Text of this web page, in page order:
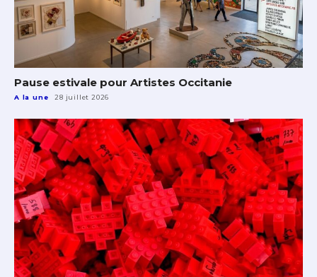
Pause estivale pour Artistes Occitanie
A la une 28 juillet 2026